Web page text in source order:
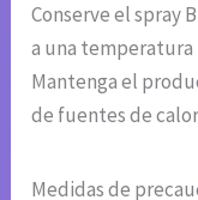
Conserve el spray
a una temperatura
Mantenga el
de fuentes de
Medidas de